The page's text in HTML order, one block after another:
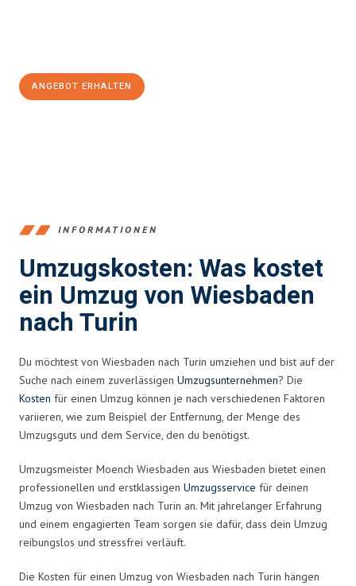
ANGEBOT ERHALTEN
INFORMATIONEN
Umzugskosten: Was kostet
ein Umzug von Wiesbaden
nach Turin
Du möchtest von Wiesbaden nach Turin umziehen und bist auf der
Suche nach einem zuverlässigen Umzugsunternehmen? Die
Kosten für einen Umzug können je nach verschiedenen Faktoren
variieren, wie zum Beispiel der Entfernung, der Menge des
Umzugsguts und dem Service, den du benötigst.
Umzugsmeister Moench Wiesbaden aus Wiesbaden bietet einen
professionellen und erstklassigen Umzugsservice für deinen
Umzug von Wiesbaden nach Turin an. Mit jahrelanger Erfahrung
und einem engagierten Team sorgen sie dafür, dass dein Umzug
reibungslos und stressfrei verläuft.
Die Kosten für einen Umzug von Wiesbaden nach Turin hängen